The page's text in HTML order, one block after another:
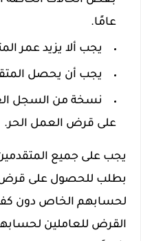
عامًا.
يجب ألا يزيد عمر
يجب أن يحصل
نسخة من السجل
على قرض العمل الحر.
يجب على جميع
بطلب للحصول على قرض
لحسابهم الخاص دون